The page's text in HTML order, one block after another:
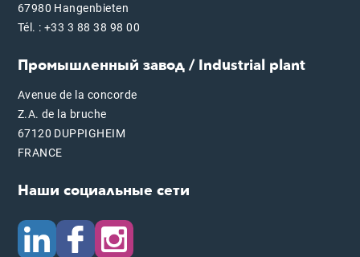
67980 Hangenbieten
Tél. : +33 3 88 38 98 00
Промышленный завод / Industrial plant
Avenue de la concorde
Z.A. de la bruche
67120 DUPPIGHEIM
FRANCE
Наши социальные сети